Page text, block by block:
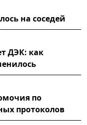
на соседей
ДЭК: как
по
протоколов